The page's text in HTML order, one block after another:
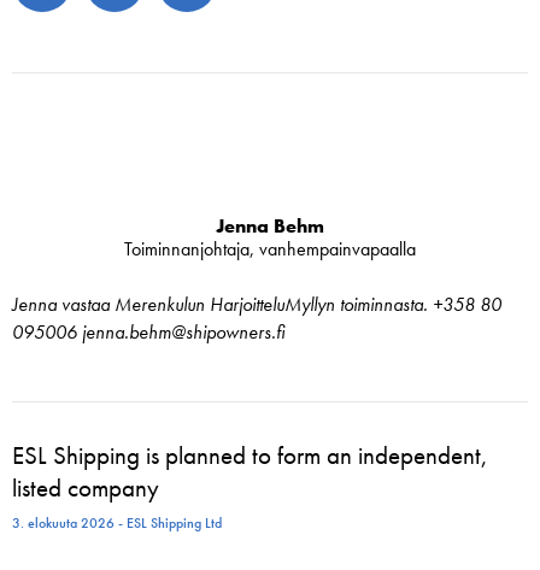
Jenna Behm
Toiminnanjohtaja, vanhempainvapaalla
Jenna vastaa Merenkulun HarjoitteluMyllyn toiminnasta. +358 80
095006 jenna.behm@shipowners.fi
ESL Shipping is planned to form an independent,
listed company
3. elokuuta 2026 - ESL Shipping Ltd